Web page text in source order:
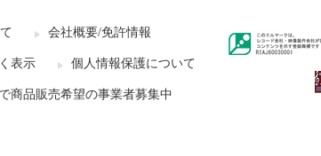
会社概要/免許情報
表示 個人情報保護について
商品販売希望の事業者募集中